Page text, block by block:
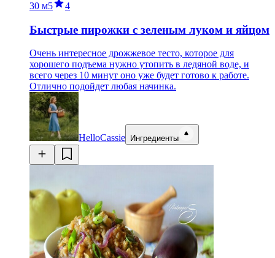
30 м5 4
Быстрые пирожки с зеленым луком и яйцом
Очень интересное дрожжевое тесто, которое для
хорошего подъема нужно утопить в ледяной воде, и
всего через 10 минут оно уже будет готово к работе.
Отлично подойдет любая начинка.
HelloCassie Ингредиенты